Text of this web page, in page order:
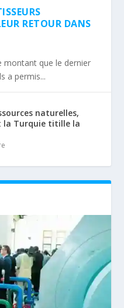
RETOUR DANS
montant que le dernier
a permis...
naturelles,
la Turquie titille la